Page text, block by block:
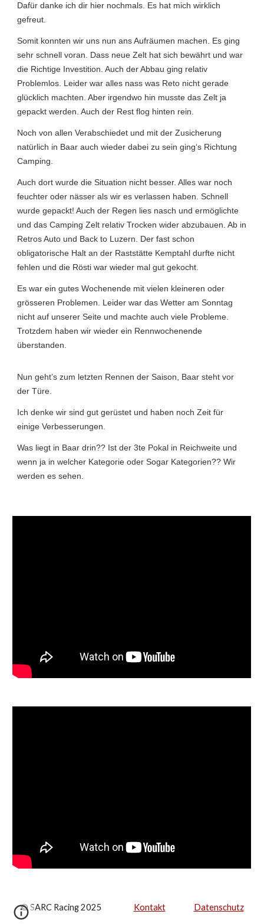
Dafür danke ich dir hier nochmals. Es hat mich wirklich
gefreut.
Somit konnten wir uns nun ans Aufräumen machen. Es ging
sehr schnell voran. Dass neue Zelt hat sich bewährt und war
die Richtige Investition. Auch der Abbau ging relativ
Problemlos. Leider war alles nass was Reto nicht gerade
glücklich machten. Aber irgendwo hin musste das Zelt ja
gepackt werden. Auch der Rest flog hinten rein.
Noch von allen Verabschiedet und mit der Zusicherung
natürlich in Baar auch wieder dabei zu sein ging‘s Richtung
Camping.
Auch dort wurde die Situation nicht besser. Alles war noch
feuchter oder nässer als wir es verlassen haben. Schnell
wurde gepackt! Auch der Regen lies nasch und ermöglichte
und das Camping Zelt relativ Trocken wider abzubauen. Ab in
Retros Auto und Back to Luzern. Der fast schon
obligatorische Halt an der Raststätte Kemptahl durfte nicht
fehlen und die Rösti war wieder mal gut gekocht.
Es war ein gutes Wochenende mit vielen kleineren oder
grösseren Problemen. Leider war das Wetter am Sonntag
nicht auf unserer Seite und machte auch viele Probleme.
Trotzdem haben wir wieder ein Rennwochenende
überstanden.
Nun geht’s zum letzten Rennen der Saison, Baar steht vor
der Türe.
Ich denke wir sind gut gerüstet und haben noch Zeit für
einige Verbesserungen.
Was liegt in Baar drin?? Ist der 3te Pokal in Reichweite und
wenn ja in welcher Kategorie oder Sogar Kategorien?? Wir
werden es sehen.
© SARC Racing 2025 Kontakt Datenschutz